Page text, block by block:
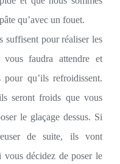
qu’avec un fouet.
suffisent pour réaliser les
vous faudra attendre et
qu’ils refroidissent.
seront froids que vous
le glaçage dessus. Si
de suite, ils vont
vous décidez de poser le